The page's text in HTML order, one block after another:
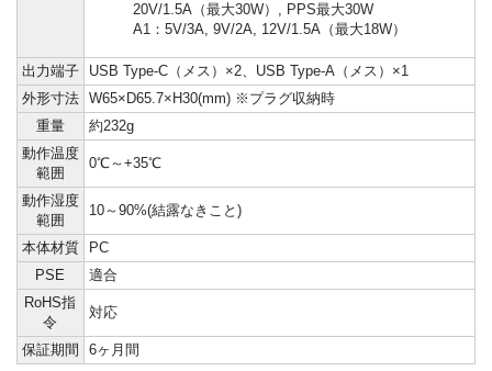
20V/1.5A（最大30W）, PPS最大30W
A1：5V/3A, 9V/2A, 12V/1.5A（最大18W）
出力端子
USB Type-C（メス）×2、USB Type-A（メス）×1
外形寸法
W65×D65.7×H30(mm) ※プラグ収納時
重量
約232g
動作温度
範囲
0℃～+35℃
動作湿度
範囲
10～90%(結露なきこと)
本体材質
PC
PSE
適合
RoHS指
令
対応
保証期間 6ヶ月間